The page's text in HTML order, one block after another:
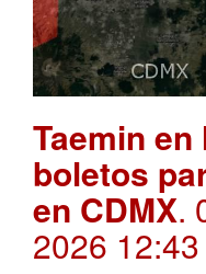
Taemin
boletos
en CDMX.
2026 12:43